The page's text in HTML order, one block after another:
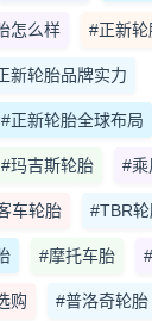
怎么样 #正新
新轮胎品牌实力
#正新轮胎全球布局
#玛吉斯轮胎 #乘
车轮胎 #TBR
#摩托车胎
购 #普洛奇轮胎